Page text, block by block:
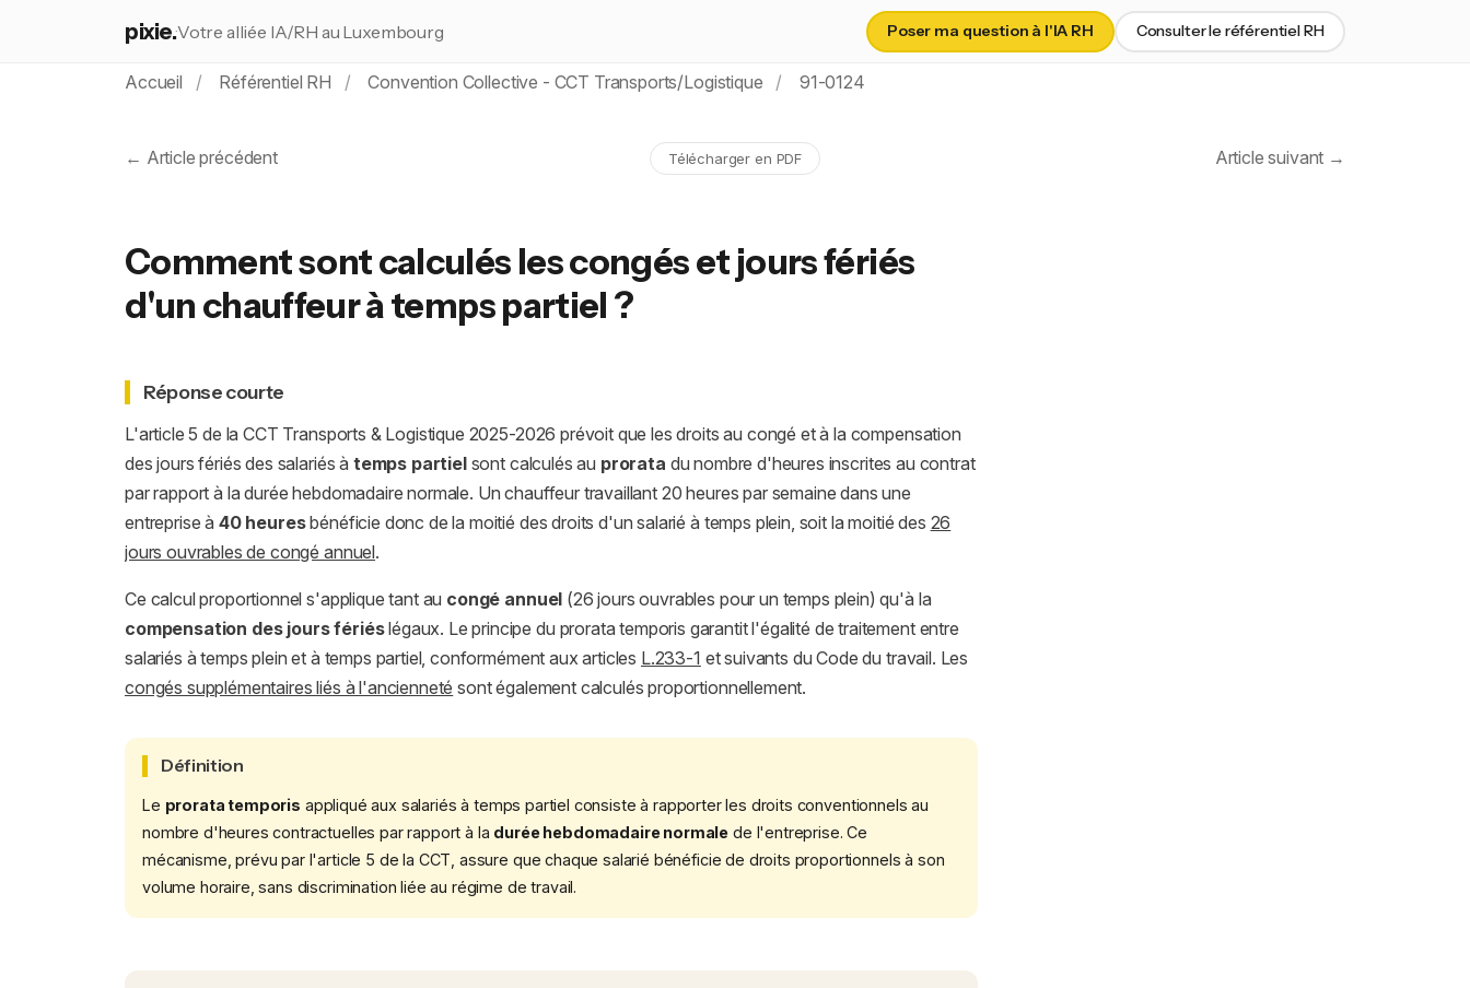
pixie.Votre alliée IA/RH au Luxembourg Poser ma question à l'IA RH Consulter le référentiel RH
Accueil Référentiel RH Convention Collective - CCT Transports/Logistique 91-0124
← Article précédent Télécharger en PDF Article suivant →
Comment sont calculés les congés et jours fériés
d'un chauffeur à temps partiel ?
Réponse courte
L'article 5 de la CCT Transports & Logistique 2025-2026 prévoit que les droits au congé et à la compensation
des jours fériés des salariés à temps partielsont calculés au prorata du nombre d'heures inscrites au contrat
par rapport à la durée hebdomadaire normale. Un chauffeur travaillant 20 heures par semaine dans une
entreprise à 40 heuresbénéficie donc de la moitié des droits d'un salarié à temps plein, soit la moitié des 26
jours ouvrables de congé annuel.
Ce calcul proportionnel s'applique tant au congé annuel (26 jours ouvrables pour un temps plein) qu'à la
compensation des jours fériéslégaux. Le principe du prorata temporis garantit l'égalité de traitement entre
salariés à temps plein et à temps partiel, conformément aux articles L.233-1 et suivants du Code du travail. Les
congés supplémentaires liés à l'ancienneté sont également calculés proportionnellement.
Définition
Le prorata temporis appliqué aux salariés à temps partiel consiste à rapporter les droits conventionnels au
nombre d'heures contractuelles par rapport à la durée hebdomadaire normale de l'entreprise. Ce
mécanisme, prévu par l'article 5 de la CCT, assure que chaque salarié bénéficie de droits proportionnels à son
volume horaire, sans discrimination liée au régime de travail.